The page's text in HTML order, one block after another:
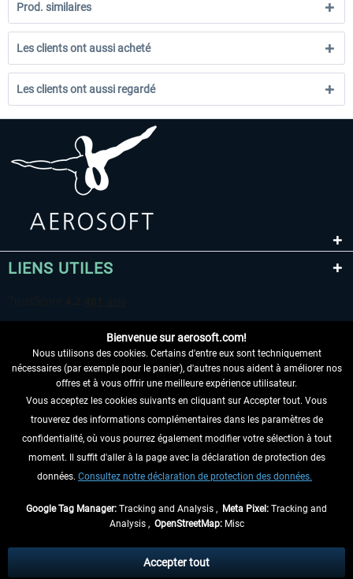
Prod. similaires
Les clients ont aussi acheté
Les clients ont aussi regardé
LIENS UTILES
RENONCER AU CONTRAT ICI
INFORMATIONS
NE MANQUEZ PAS LES DERNIÈRES
échéant, frais de remboursement, si aucune description contraire.
Bienvenue sur aerosoft.com!
Nous utilisons des cookies. Certains d'entre eux sont techniquement
nécessaires (par exemple pour le panier), d'autres nous aident à améliorer nos
offres et à vous offrir une meilleure expérience utilisateur.
Vous acceptez les cookies suivants en cliquant sur Accepter tout. Vous
trouverez des informations complémentaires dans les paramètres de
confidentialité, où vous pourrez également modifier votre sélection à tout
moment. Il suffit d'aller à la page avec la déclaration de protection des
données. Consultez notre déclaration de protection des données.
Google Tag Manager: Tracking and Analysis , Meta Pixel: Tracking and
Analysis , OpenStreetMap:Misc
Accepter tout